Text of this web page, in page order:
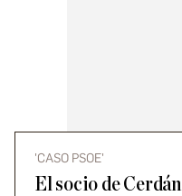
'CASO PSOE'
El socio de